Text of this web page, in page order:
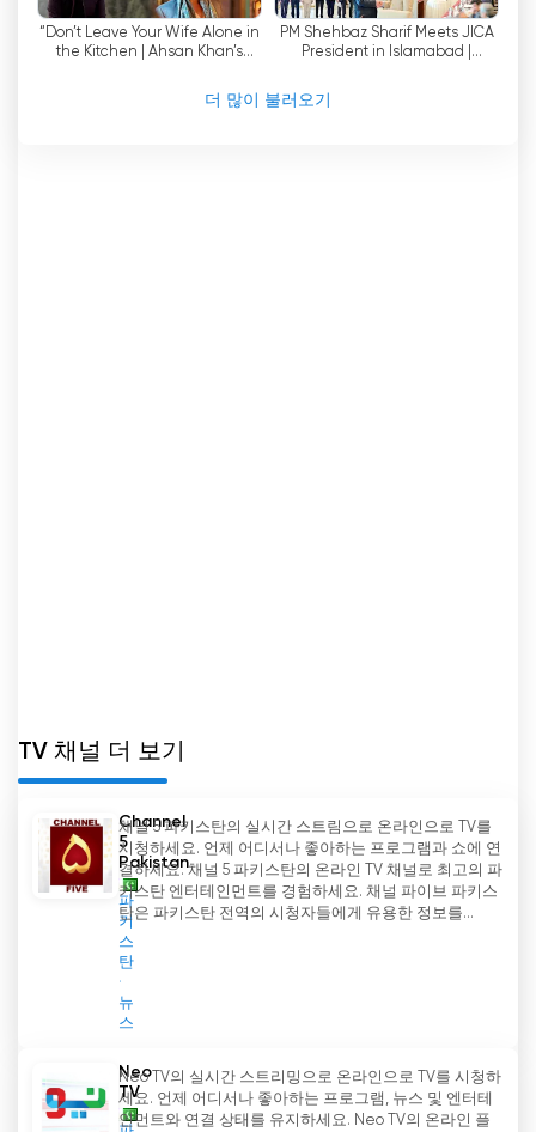
합니다.
나와이-와크트 그룹에 WAQT NEWS가 추가된 것은
단순한 변화만이 아닙니다;
“Don’t Leave Your Wife Alone in
the Kitchen | Ahsan Khan’s
PM Shehbaz Sharif Meets JICA
President in Islamabad |
Strengthen | Nawa-i-Waqt
더 많이 불러오기
TV 채널 더 보기
Channel
5
Pakistan
파
키
스
탄
뉴
스
채널 5 파키스탄의 실시간 스트림으로 온라인으로 TV를
시청하세요. 언제 어디서나 좋아하는 프로그램과 쇼에 연
결하세요. 채널 5 파키스탄의 온라인 TV 채널로 최고의 파
키스탄 엔터테인먼트를 경험하세요. 채널 파이브 파키스
탄은 파키스탄 전역의 시청자들에게 유용한 정보를...
Neo
TV
Neo TV의 실시간 스트리밍으로 온라인으로 TV를 시청하
세요. 언제 어디서나 좋아하는 프로그램, 뉴스 및 엔터테
인먼트와 연결 상태를 유지하세요. Neo TV의 온라인 플